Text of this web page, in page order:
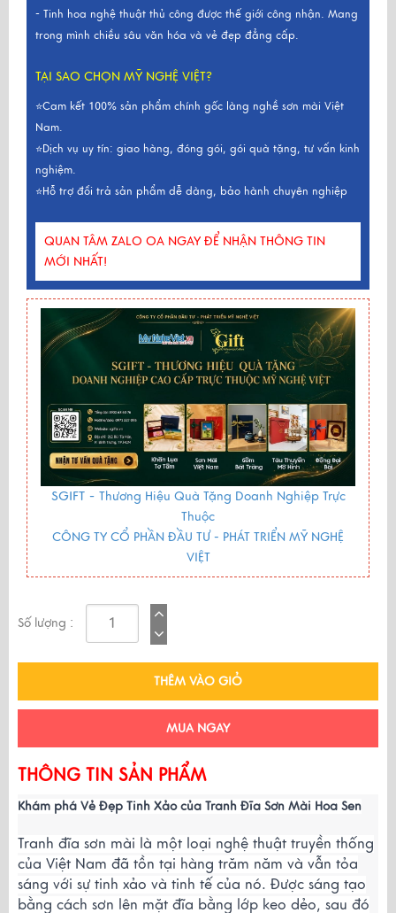
- Tinh hoa nghệ thuật thủ công được thế giới công nhận. Mang
trong mình chiều sâu văn hóa và vẻ đẹp đẳng cấp.
TẠI SAO CHỌN MỸ NGHỆ VIỆT?
⭐Cam kết 100% sản phẩm chính gốc làng nghề sơn mài Việt
Nam.
⭐Dịch vụ uy tín: giao hàng, đóng gói, gói quà tặng, tư vấn kinh
nghiệm.
⭐Hỗ trợ đổi trả sản phẩm dễ dàng, bảo hành chuyên nghiệp
QUAN TÂM ZALO OA NGAY ĐỂ NHẬN THÔNG TIN
MỚI NHẤT!
SGIFT - Thương Hiệu Quà Tặng Doanh Nghiệp Trực
Thuộc
CÔNG TY CỔ PHẦN ĐẦU TƯ - PHÁT TRIỂN MỸ NGHỆ
VIỆT
Số lượng :
THÊM VÀO GIỎ
MUA NGAY
THÔNG TIN SẢN PHẨM
Khám phá Vẻ Đẹp Tinh Xảo của Tranh Đĩa Sơn Mài Hoa Sen
Tranh đĩa sơn mài là một loại nghệ thuật truyền thống
của Việt Nam đã tồn tại hàng trăm năm và vẫn tỏa
sáng với sự tinh xảo và tinh tế của nó. Được sáng tạo
bằng cách sơn lên mặt đĩa bằng lớp keo dẻo, sau đó